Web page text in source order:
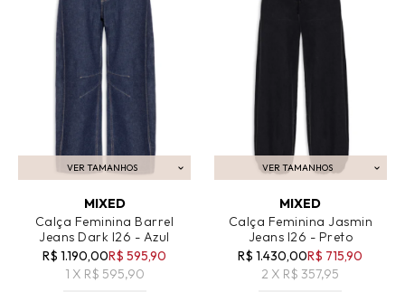
VER TAMANHOS
ADICIONAR AO CARRINHO
MIXED
Calça Feminina Barrel
Jeans Dark I26 - Azul
R$ 1.190,00R$ 595,90
1 X R$ 595,90
VER TAMANHOS
ADICIONAR AO CARRINHO
MIXED
Calça Feminina Jasmin
Jeans I26 - Preto
R$ 1.430,00R$ 715,90
2 X R$ 357,95